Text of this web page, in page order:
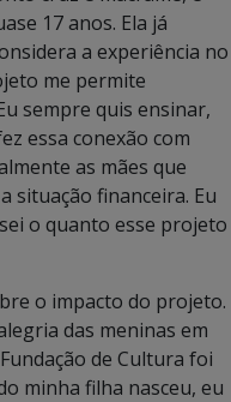
17 anos. Ela já
a experiência no
me permite
sempre quis ensinar,
essa conexão com
as mães que
situação financeira. Eu
o quanto esse projeto
o impacto do projeto.
das meninas em
de Cultura foi
minha filha nasceu, eu